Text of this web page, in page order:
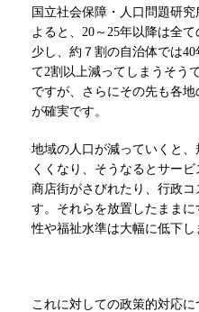
国立社会保障・人口問題研
よると、20～25年以降は全
少し、約７割の自治体では
て2割以上減ってしまうそう
ですが、さらにその先も各
が確実です。
地域の人口が減っていくと
くくなり、そうなるとサービ
商店街がさびれたり、行政コ
す。それらを放置したまま
性や福祉水準は大幅に低下し
これに対しての政策的対応